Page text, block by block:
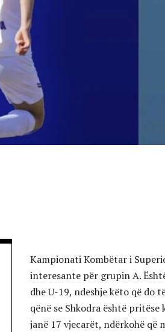
Kampionati Kombëtar i
interesante për grupin A.
dhe U-19, ndeshje këto që do
qënë se Shkodra është
janë 17 vjecarët, ndërkohë që